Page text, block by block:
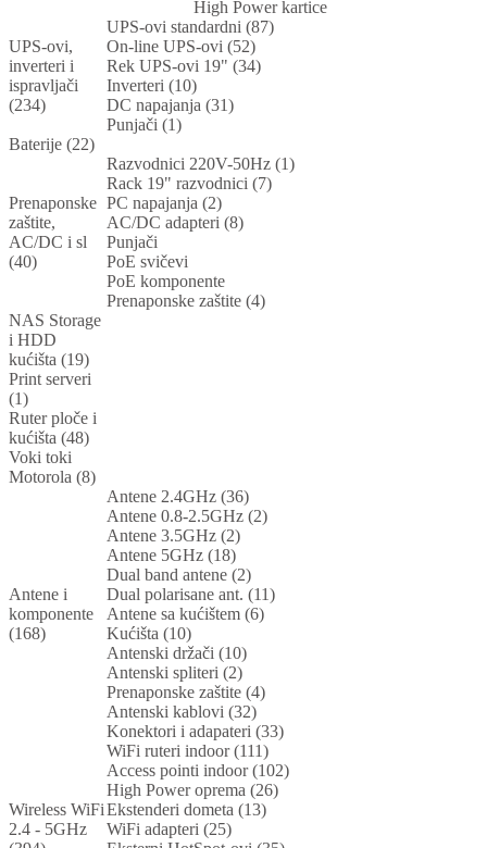
High Power kartice
UPS-ovi,
inverteri i
ispravljači
(234)
UPS-ovi standardni (87)
On-line UPS-ovi (52)
Rek UPS-ovi 19" (34)
Inverteri (10)
DC napajanja (31)
Punjači (1)
Baterije (22)
Prenaponske
zaštite,
AC/DC i sl
(40)
Razvodnici 220V-50Hz (1)
Rack 19" razvodnici (7)
PC napajanja (2)
AC/DC adapteri (8)
Punjači
PoE svičevi
PoE komponente
Prenaponske zaštite (4)
NAS Storage
i HDD
kućišta (19)
Print serveri
(1)
Ruter ploče i
kućišta (48)
Voki toki
Motorola (8)
Antene i
komponente
(168)
Antene 2.4GHz (36)
Antene 0.8-2.5GHz (2)
Antene 3.5GHz (2)
Antene 5GHz (18)
Dual band antene (2)
Dual polarisane ant. (11)
Antene sa kućištem (6)
Kućišta (10)
Antenski držači (10)
Antenski spliteri (2)
Prenaponske zaštite (4)
Antenski kablovi (32)
Konektori i adapateri (33)
Wireless WiFi
2.4 - 5GHz
WiFi ruteri indoor (111)
Access pointi indoor (102)
High Power oprema (26)
Ekstenderi dometa (13)
WiFi adapteri (25)